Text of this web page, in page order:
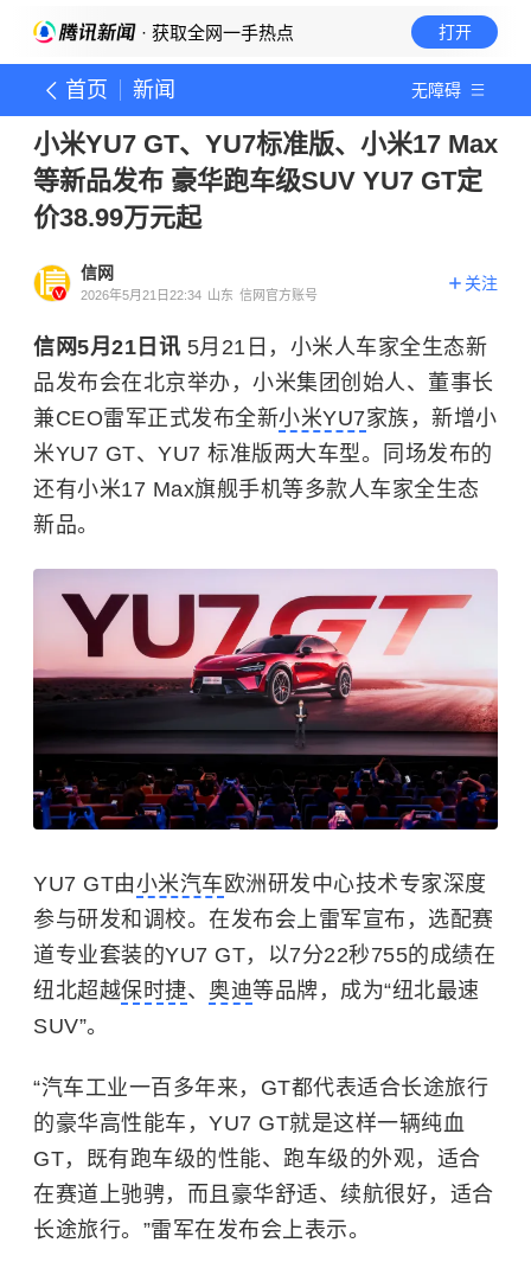
· 获取全网一手热点 打开
首页 新闻 无障碍
小米YU7 GT、YU7标准版、小米17 Max
等新品发布 豪华跑车级SUV YU7 GT定
价38.99万元起
信网
2026年5月21日22:34 山东 信网官方账号
关注
信网5月21日讯 5月21日，小米人车家全生态新
品发布会在北京举办，小米集团创始人、董事长
兼CEO雷军正式发布全新小米YU7家族，新增小
米YU7 GT、YU7 标准版两大车型。同场发布的
还有小米17 Max旗舰手机等多款人车家全生态
新品。
YU7 GT由小米汽车 欧洲研发中心技术专家深度
参与研发和调校。在发布会上雷军宣布，选配赛
道专业套装的YU7 GT，以7分22秒755的成绩在
纽北超越保时捷、 奥迪等品牌，成为“纽北最速
SUV”。
“汽车工业一百多年来，GT都代表适合长途旅行
的豪华高性能车，YU7 GT就是这样一辆纯血
GT，既有跑车级的性能、跑车级的外观，适合
在赛道上驰骋，而且豪华舒适、续航很好，适合
长途旅行。”雷军在发布会上表示。